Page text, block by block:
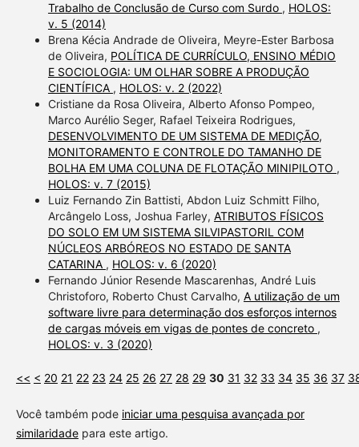
Trabalho de Conclusão de Curso com Surdo , HOLOS:
v. 5 (2014)
Brena Kécia Andrade de Oliveira, Meyre-Ester Barbosa
de Oliveira, POLÍTICA DE CURRÍCULO, ENSINO MÉDIO
E SOCIOLOGIA: UM OLHAR SOBRE A PRODUÇÃO
CIENTÍFICA , HOLOS: v. 2 (2022)
Cristiane da Rosa Oliveira, Alberto Afonso Pompeo,
Marco Aurélio Seger, Rafael Teixeira Rodrigues,
DESENVOLVIMENTO DE UM SISTEMA DE MEDIÇÃO,
MONITORAMENTO E CONTROLE DO TAMANHO DE
BOLHA EM UMA COLUNA DE FLOTAÇÃO MINIPILOTO ,
HOLOS: v. 7 (2015)
Luiz Fernando Zin Battisti, Abdon Luiz Schmitt Filho,
Arcângelo Loss, Joshua Farley, ATRIBUTOS FÍSICOS
DO SOLO EM UM SISTEMA SILVIPASTORIL COM
NÚCLEOS ARBÓREOS NO ESTADO DE SANTA
CATARINA , HOLOS: v. 6 (2020)
Fernando Júnior Resende Mascarenhas, André Luis
Christoforo, Roberto Chust Carvalho, A utilização de um
software livre para determinação dos esforços internos
de cargas móveis em vigas de pontes de concreto ,
HOLOS: v. 3 (2020)
<< < 20 21 22 23 24 25 26 27 28 29 30 31 32 33 34 35 36 37
Você também pode iniciar uma pesquisa avançada por
similaridadepara este artigo.